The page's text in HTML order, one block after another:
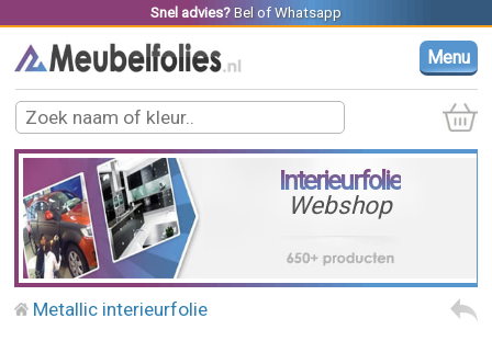
Snel advies? Belof Whatsapp
Menu
Interieurfolie
Webshop
Metallic interieurfolie